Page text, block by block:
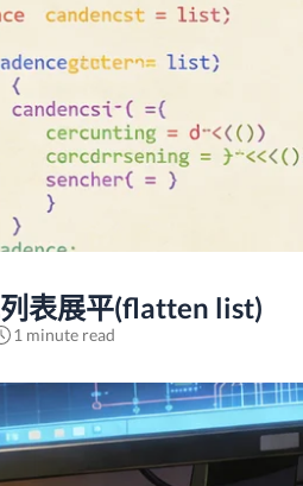
表展平(flatten list)
1 minute read